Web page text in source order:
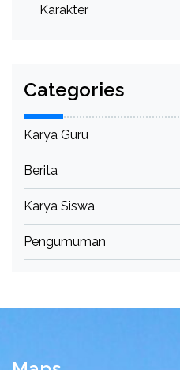
Karakter
Categories
Karya Guru
Berita
Karya Siswa
Pengumuman